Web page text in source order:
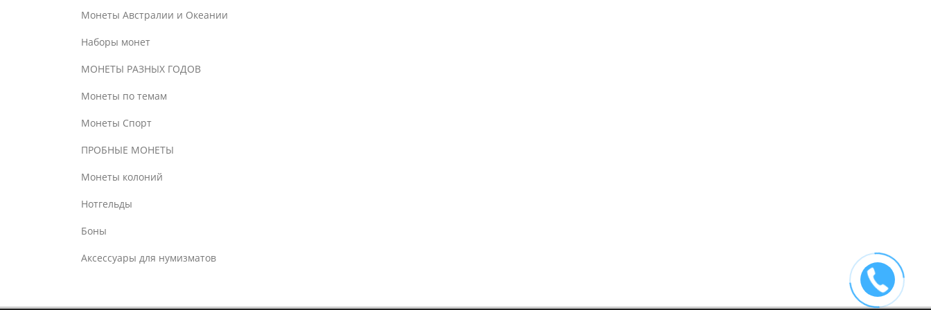
Монеты Австралии и Океании
Наборы монет
МОНЕТЫ РАЗНЫХ ГОДОВ
Монеты по темам
Монеты Спорт
ПРОБНЫЕ МОНЕТЫ
Монеты колоний
Нотгельды
Боны
Аксессуары для нумизматов